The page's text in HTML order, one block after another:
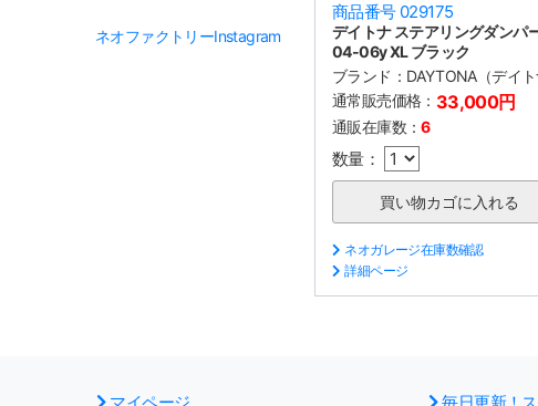
ネオファクトリーInstagram
商品番号 029175
デイトナ ステアリングダンパ
04-06y XL ブラック
ブランド： DAYTONA（デイト
通常販売価格： 33,000円
通販在庫数：6
数量：
ネオガレージ在庫数確認
詳細ページ